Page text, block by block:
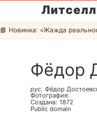
📘 Новинка: «Жажда
Фёдор
рус. Фёдор
Фотография:
Создана: 1872
Public domain